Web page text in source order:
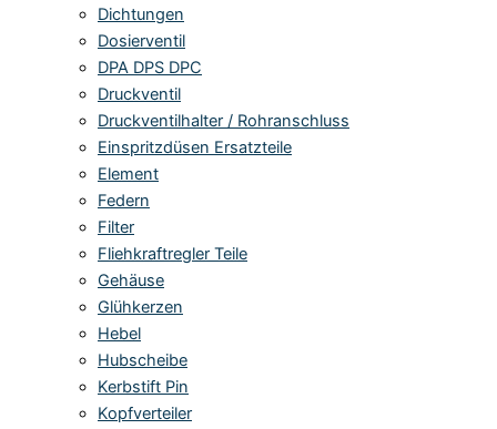
Dichtungen
Dosierventil
DPA DPS DPC
Druckventil
Druckventilhalter / Rohranschluss
Einspritzdüsen Ersatzteile
Element
Federn
Filter
Fliehkraftregler Teile
Gehäuse
Glühkerzen
Hebel
Hubscheibe
Kerbstift Pin
Kopfverteiler